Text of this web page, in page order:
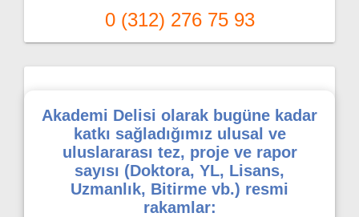
0 (312) 276 75 93
Akademi Delisi olarak bugüne kadar
katkı sağladığımız ulusal ve
uluslararası tez, proje ve rapor
sayısı (Doktora, YL, Lisans,
Uzmanlık, Bitirme vb.) resmi
rakamlar: